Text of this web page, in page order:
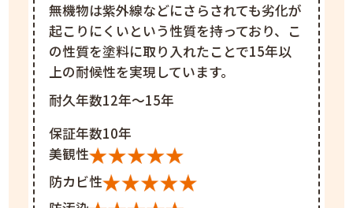
無機物は紫外線などにさらされても劣化が
起こりにくいという性質を持っており、こ
の性質を塗料に取り入れたことで15年以
上の耐候性を実現しています。
耐久年数12年～15年
保証年数10年
美観性
防カビ性